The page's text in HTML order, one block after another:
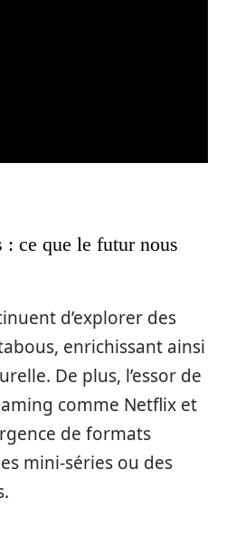
: ce que le futur nous
d’explorer des
enrichissant ainsi
De plus, l’essor de
comme Netflix et
de formats
mini-séries ou des